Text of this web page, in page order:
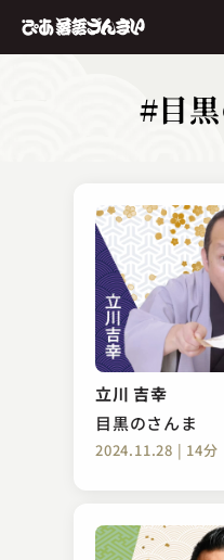
#目
立川 吉幸
目黒のさんま
2024.11.28 | 14分